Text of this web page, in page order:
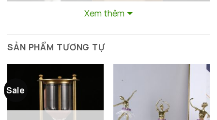
Xem thêm
SẢN PHẨM TƯƠNG TỰ
Sale